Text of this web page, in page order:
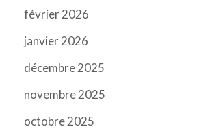
février 2026
janvier 2026
décembre 2025
novembre 2025
octobre 2025